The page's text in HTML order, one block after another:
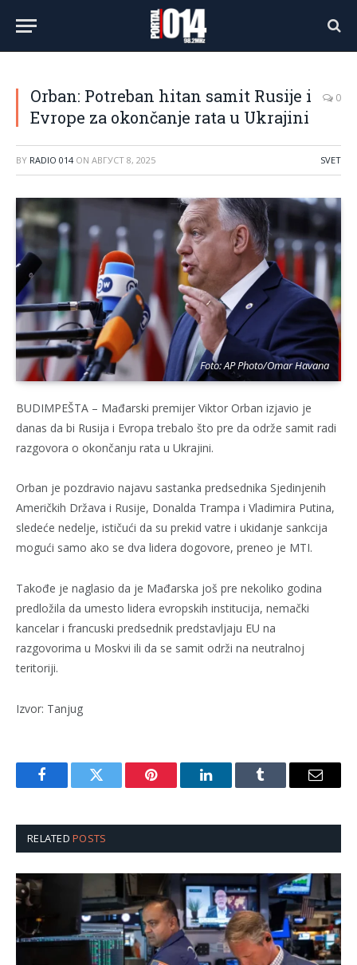
Orban: Potreban hitan samit Rusije i
Evrope za okončanje rata u Ukrajini
0
BY RADIO 014 ON АВГУСТ 8, 2025 SVET
Foto: AP Photo/Omar Havana
BUDIMPEŠTA – Mađarski premijer Viktor Orban izjavio je
danas da bi Rusija i Evropa trebalo što pre da održe samit radi
razgovora o okončanju rata u Ukrajini.
Orban je pozdravio najavu sastanka predsednika Sjedinjenih
Američkih Država i Rusije, Donalda Trampa i Vladimira Putina,
sledeće nedelje, ističući da su prekid vatre i ukidanje sankcija
mogući samo ako se dva lidera dogovore, preneo je MTI.
Takođe je naglasio da je Mađarska još pre nekoliko godina
predložila da umesto lidera evropskih institucija, nemački
kancelar i francuski predsednik predstavljaju EU na
razgovorima u Moskvi ili da se samit održi na neutralnoj
teritoriji.
Izvor: Tanjug
FacebookTwitter Pinterest LinkedInTumblr Email
RELATEDPOSTS